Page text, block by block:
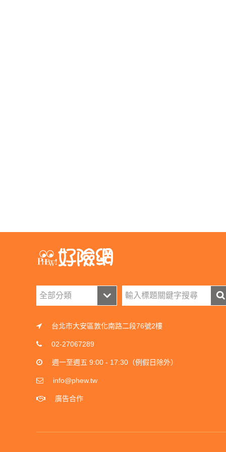
台北市大安區敦化南路二段76號2樓
02-27067289
週一至週五 9:00 - 17:30（例假日除外）
info@phew.tw
廣告合作